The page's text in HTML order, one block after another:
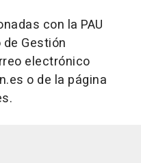
con la PAU
Gestión
electrónico
o de la página